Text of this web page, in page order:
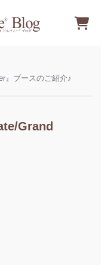
』ブースのご紹介♪
Grand